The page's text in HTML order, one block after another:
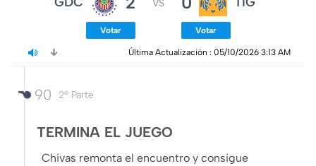
Votar
VS
Votar
Última Actualización : 05/10/2026 3:13 AM
90 2º Parte
TERMINA EL JUEGO
Chivas remonta el encuentro y consigue